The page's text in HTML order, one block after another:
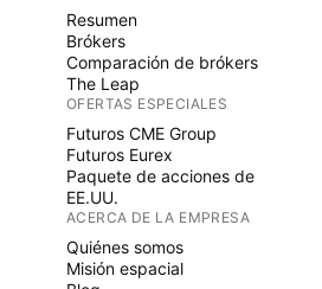
Resumen
Brókers
Comparación de brókers
The Leap
OFERTAS ESPECIALES
Futuros CME Group
Futuros Eurex
Paquete de acciones de
EE.UU.
ACERCA DE LA EMPRESA
Quiénes somos
Misión espacial